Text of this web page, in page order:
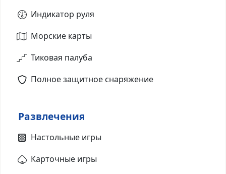
Индикатор руля
Морские карты
Тиковая палуба
Полное защитное снаряжение
Развлечения
Настольные игры
Карточные игры